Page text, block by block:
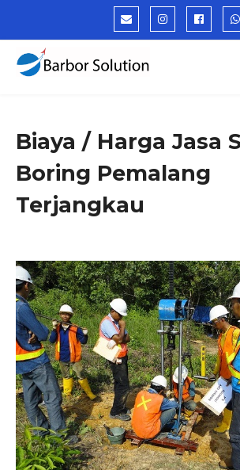
Biaya / Harga Jasa
Boring Pemalang
Terjangkau